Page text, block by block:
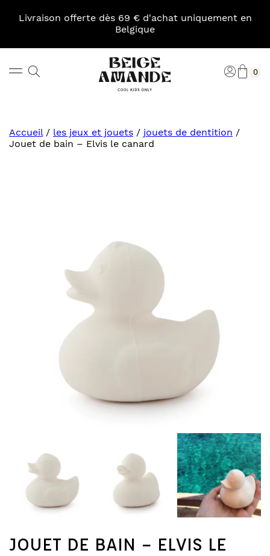
Livraison offerte dès 69 € d'achat uniquement en
Belgique
Rechercher 0
Accueil/ les jeux et jouets / jouets de dentition /
Jouet de bain – Elvis le canard
JOUET DE BAIN – ELVIS LE